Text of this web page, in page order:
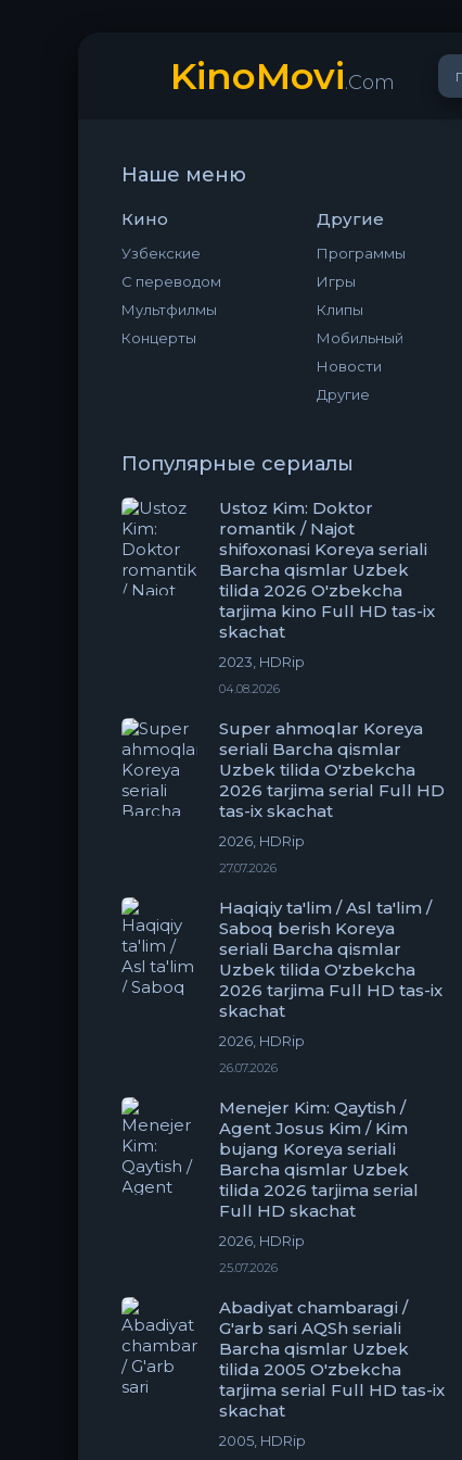
KinoMovi.Com
Наше меню
Кино
Узбекские
С переводом
Мультфилмы
Концерты
Другие
Программы
Игры
Клипы
Мобильный
Новости
Другие
Популярные сериалы
Ustoz Kim: Doktor
romantik / Najot
shifoxonasi Koreya seriali
Barcha qismlar Uzbek
tilida 2026 O'zbekcha
tarjima kino Full HD tas-ix
skachat
2023, HDRip
04.08.2026
Super ahmoqlar Koreya
seriali Barcha qismlar
Uzbek tilida O'zbekcha
2026 tarjima serial Full HD
tas-ix skachat
2026, HDRip
27.07.2026
Haqiqiy ta'lim / Asl ta'lim /
Saboq berish Koreya
seriali Barcha qismlar
Uzbek tilida O'zbekcha
2026 tarjima Full HD tas-ix
skachat
2026, HDRip
26.07.2026
Menejer Kim: Qaytish /
Agent Josus Kim / Kim
bujang Koreya seriali
Barcha qismlar Uzbek
tilida 2026 tarjima serial
Full HD skachat
2026, HDRip
25.07.2026
Abadiyat chambaragi /
G'arb sari AQSh seriali
Barcha qismlar Uzbek
tilida 2005 O'zbekcha
tarjima serial Full HD tas-ix
skachat
2005, HDRip